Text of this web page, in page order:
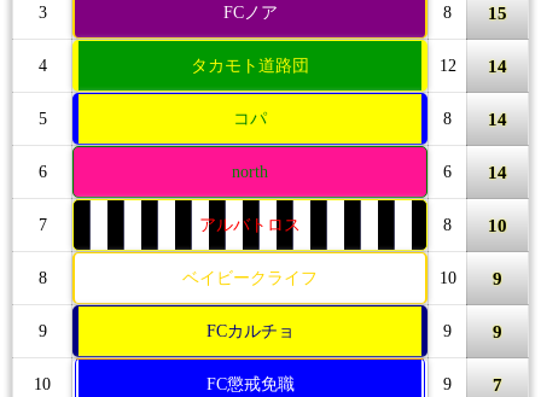
3 FCノア 8 15
4 タカモト道路団 12 14
5 コパ 8 14
6 north 6 14
7 アルバトロス 8 10
8 ベイビークライフ 10 9
9 FCカルチョ 9 9
10 FC懲戒免職 9 7